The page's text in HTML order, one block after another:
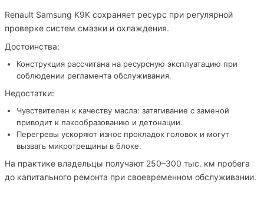
Renault Samsung K9K сохраняет ресурс при регулярной
проверке систем смазки и охлаждения.
Достоинства:
Конструкция рассчитана на ресурсную эксплуатацию при
соблюдении регламента обслуживания.
Недостатки:
Чувствителен к качеству масла: затягивание с заменой
приводит к лакообразованию и детонации.
Перегревы ускоряют износ прокладок головок и могут
вызвать микротрещины в блоке.
На практике владельцы получают 250–300 тыс. км пробега
до капитального ремонта при своевременном обслуживании.